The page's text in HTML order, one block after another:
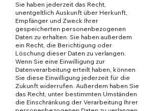
Sie haben jederzeit das Recht,
unentgeltlich Auskunft über Herkunft,
Empfänger und Zweck Ihrer
gespeicherten personenbezogenen
Daten zu erhalten. Sie haben außerdem
ein Recht, die Berichtigung oder
Löschung dieser Daten zu verlangen.
Wenn Sie eine Einwilligung zur
Datenverarbeitung erteilt haben, können
Sie diese Einwilligung jederzeit für die
Zukunft widerrufen. Außerdem haben Sie
das Recht, unter bestimmten Umständen
die Einschränkung der Verarbeitung Ihrer